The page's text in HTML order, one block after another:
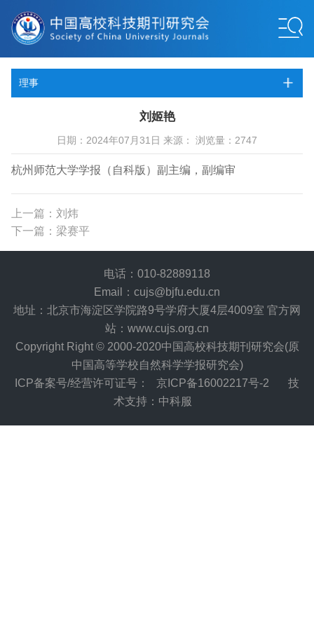
理事
刘姬艳
日期：2024年07月31日 来源： 浏览量：2747
杭州师范大学学报（自科版）副主编，副编审
上一篇：刘炜
下一篇：梁赛平
电话：010-82889118
Email：cujs@bjfu.edu.cn
地址：北京市海淀区学院路9号学府大厦4层4009室 官方网
站：www.cujs.org.cn
Copyright Right © 2000-2020中国高校科技期刊研究会(原
中国高等学校自然科学学报研究会)
ICP备案号/经营许可证号：
京ICP备16002217号-2
技
术支持：中科服